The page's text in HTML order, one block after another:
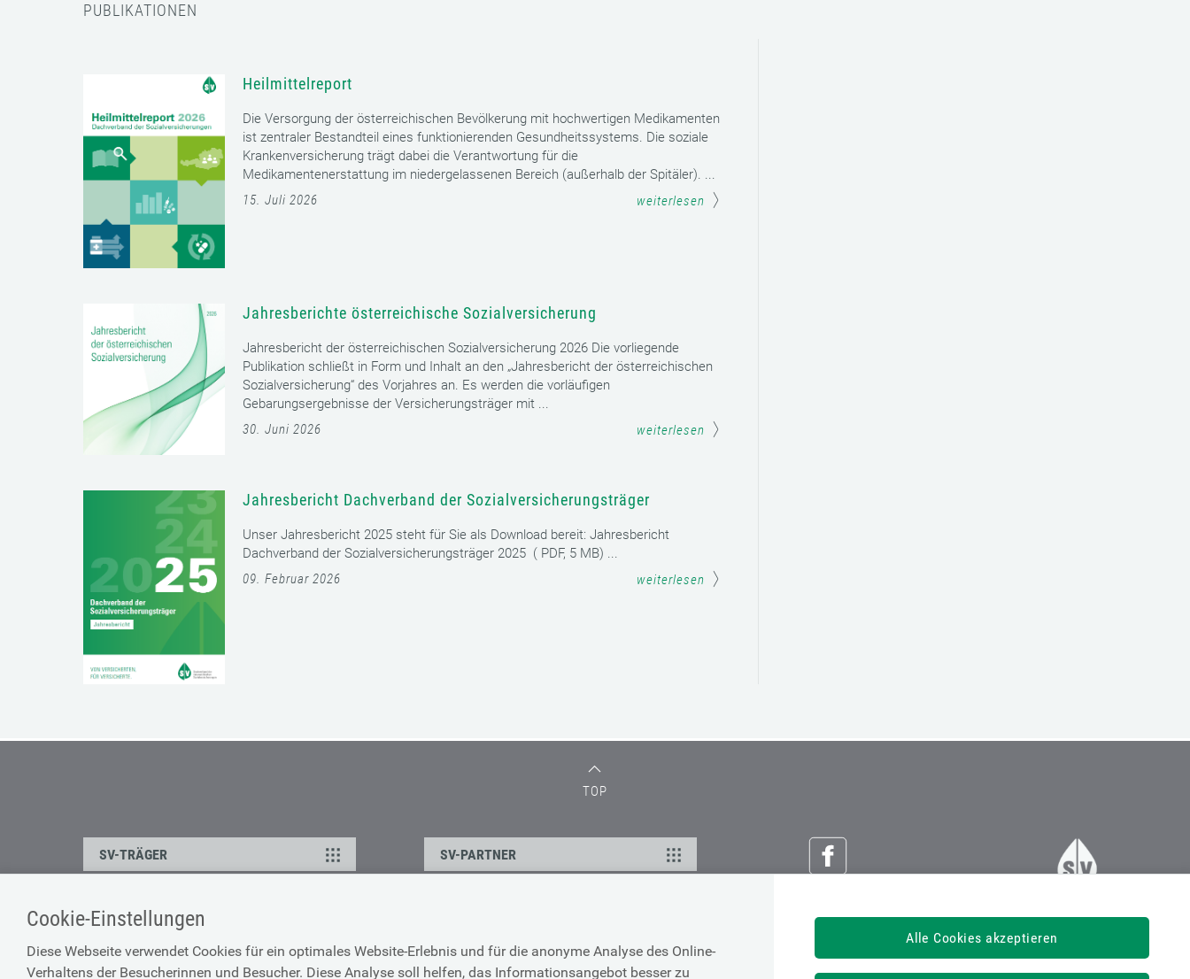
Cookie-Einstellungen
Diese Webseite verwendet Cookies für ein optimales Website-Erlebnis und für die anonyme Analyse des Online-
Verhaltens der Besucherinnen und Besucher. Diese Analyse soll helfen, das Informationsangebot besser zu
Alle Cookies akzeptieren
PUBLIKATIONEN
Heilmittelreport
Die Versorgung der österreichischen Bevölkerung mit hochwertigen Medikamenten
ist zentraler Bestandteil eines funktionierenden Gesundheitssystems. Die soziale
Krankenversicherung trägt dabei die Verantwortung für die
Medikamentenerstattung im niedergelassenen Bereich (außerhalb der Spitäler). ...
15. Juli 2026
weiterlesen
Jahresberichte österreichische Sozialversicherung
Jahresbericht der österreichischen Sozialversicherung 2026 Die vorliegende
Publikation schließt in Form und Inhalt an den „Jahresbericht der österreichischen
Sozialversicherung“ des Vorjahres an. Es werden die vorläufigen
Gebarungsergebnisse der Versicherungsträger mit ...
30. Juni 2026
weiterlesen
Jahresbericht Dachverband der Sozialversicherungsträger
Unser Jahresbericht 2025 steht für Sie als Download bereit: Jahresbericht
Dachverband der Sozialversicherungsträger 2025 ( PDF, 5 MB) ...
09. Februar 2026
weiterlesen
TOP
Österreichische Sozialversicherung
Dachverband der Sozialversicherungsträger
SV-TRÄGER SV-PARTNER
ÜBER UNS
Kontakt
Barrierefreiheitserklärung
Cookie-Erklärung